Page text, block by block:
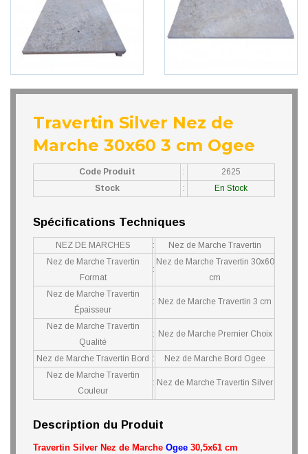
Travertin Silver Nez de
Marche 30x60 3 cm Ogee
Code Produit :
2625
Stock
: En Stock
Spécifications Techniques
NEZ DE MARCHES :
Nez de Marche Travertin
Nez de Marche Travertin
Format
:
Nez de Marche Travertin 30x60
cm
Nez de Marche Travertin
Épaisseur
: Nez de Marche Travertin 3 cm
Nez de Marche Travertin
Qualité
: Nez de Marche Premier Choix
Nez de Marche Travertin Bord :
Nez de Marche Bord Ogee
Nez de Marche Travertin
Couleur
: Nez de Marche Travertin Silver
Description du Produit
Travertin Silver Nez de Marche Ogee 30,5x61 cm